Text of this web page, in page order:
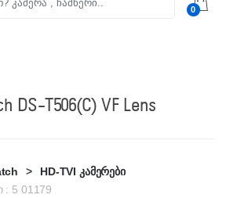
0
DS-T506(C) VF Lens
HD-TVI კამერები
>
: 5 01179